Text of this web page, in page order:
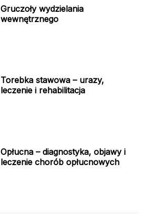
Gruczoły wydzielania
wewnętrznego
Torebka stawowa – urazy,
leczenie i rehabilitacja
Opłucna – diagnostyka, objawy i
leczenie chorób opłucnowych